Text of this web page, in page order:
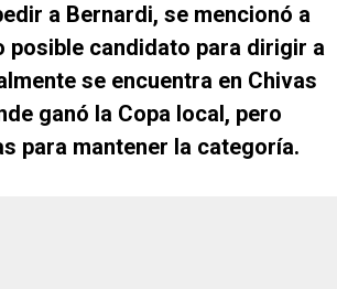
a Bernardi, se mencionó a
posible candidato para dirigir a
se encuentra en Chivas
ganó la Copa local, pero
para mantener la categoría.